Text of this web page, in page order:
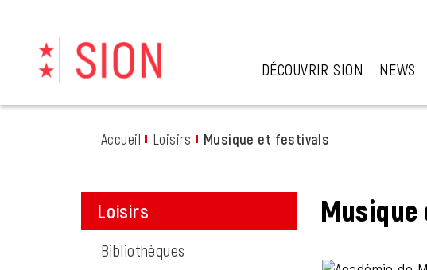
DÉCOUVRIR SION NEWS
Inhalt Accueil Loisirs Musique et festivals
Loisirs
Bibliothèques